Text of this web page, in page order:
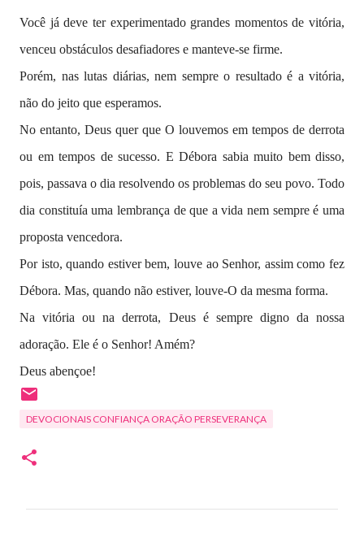
Você já deve ter experimentado grandes momentos de vitória,
venceu obstáculos desafiadores e manteve-se firme.
Porém, nas lutas diárias, nem sempre o resultado é a vitória,
não do jeito que esperamos.
No entanto, Deus quer que O louvemos em tempos de derrota
ou em tempos de sucesso. E Débora sabia muito bem disso,
pois, passava o dia resolvendo os problemas do seu povo. Todo
dia constituía uma lembrança de que a vida nem sempre é uma
proposta vencedora.
Por isto, quando estiver bem, louve ao Senhor, assim como fez
Débora. Mas, quando não estiver, louve-O da mesma forma.
Na vitória ou na derrota, Deus é sempre digno da nossa
adoração. Ele é o Senhor! Amém?
Deus abençoe!
DEVOCIONAIS CONFIANÇA ORAÇÃO PERSEVERANÇA